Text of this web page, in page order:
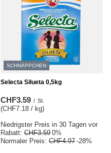
SCHNÄPPCHEN
Selecta Silueta 0,5kg
CHF3.59 / St.
(CHF7.18 / kg)
Niedrigster Preis in 30 Tagen vor
Rabatt: CHF3.59 0%
Normaler Preis: CHF4.97 -28%